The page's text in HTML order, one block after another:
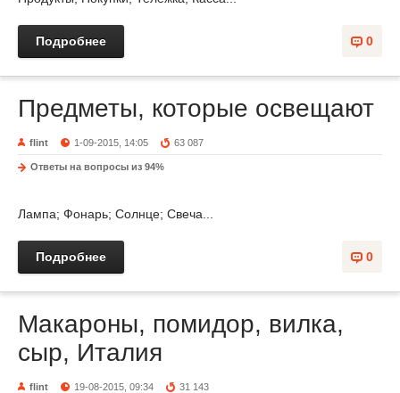
0
Подробнее
Предметы, которые освещают
flint 1-09-2015, 14:05 63 087
Ответы на вопросы из 94%
Лампа; Фонарь; Солнце; Свеча...
0
Подробнее
Макароны, помидор, вилка,
сыр, Италия
flint 19-08-2015, 09:34 31 143